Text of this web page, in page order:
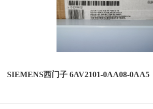
SIEMENS西门子 6AV2101-0AA08-0AA5